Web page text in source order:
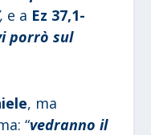
e a Ez 37,1-
porrò sul
, ma
“vedranno il